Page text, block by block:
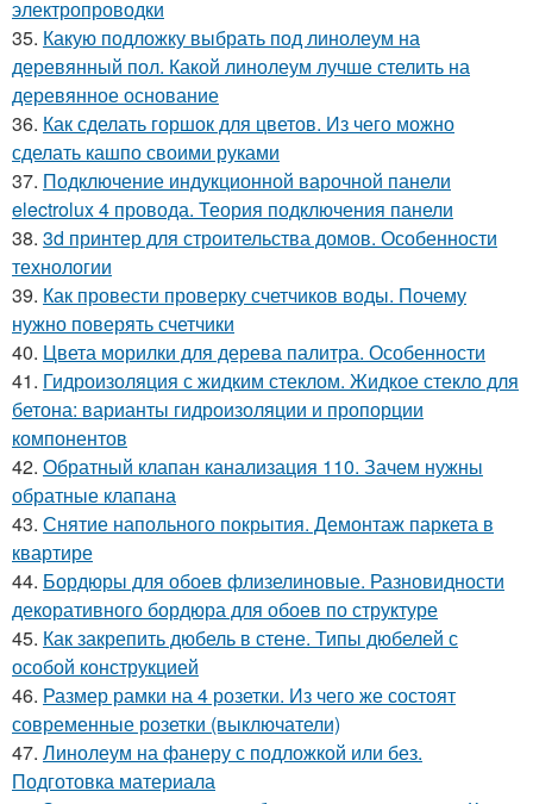
электропроводки
35. Какую подложку выбрать под линолеум на
деревянный пол. Какой линолеум лучше стелить на
деревянное основание
36. Как сделать горшок для цветов. Из чего можно
сделать кашпо своими руками
37. Подключение индукционной варочной панели
electrolux 4 провода. Теория подключения панели
38. 3d принтер для строительства домов. Особенности
технологии
39. Как провести проверку счетчиков воды. Почему
нужно поверять счетчики
40. Цвета морилки для дерева палитра. Особенности
41. Гидроизоляция с жидким стеклом. Жидкое стекло для
бетона: варианты гидроизоляции и пропорции
компонентов
42. Обратный клапан канализация 110. Зачем нужны
обратные клапана
43. Снятие напольного покрытия. Демонтаж паркета в
квартире
44. Бордюры для обоев флизелиновые. Разновидности
декоративного бордюра для обоев по структуре
45. Как закрепить дюбель в стене. Типы дюбелей с
особой конструкцией
46. Размер рамки на 4 розетки. Из чего же состоят
современные розетки (выключатели)
47. Линолеум на фанеру с подложкой или без.
Подготовка материала